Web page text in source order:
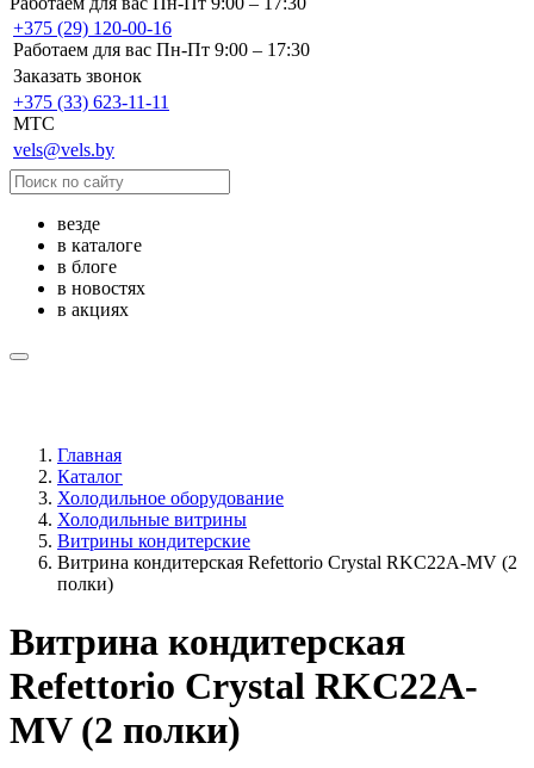
+375 (29) 120-00-16
Работаем для вас Пн-Пт 9:00 – 17:30
Заказать звонок
+375 (33) 623-11-11
MTC
vels@vels.by
везде
в каталоге
в блоге
в новостях
в акциях
Главная
Каталог
Холодильное оборудование
Холодильные витрины
Витрины кондитерские
Витрина кондитерская Refettorio Crystal RKC22A-MV (2
полки)
Витрина кондитерская
Refettorio Crystal RKC22A-
MV (2 полки)